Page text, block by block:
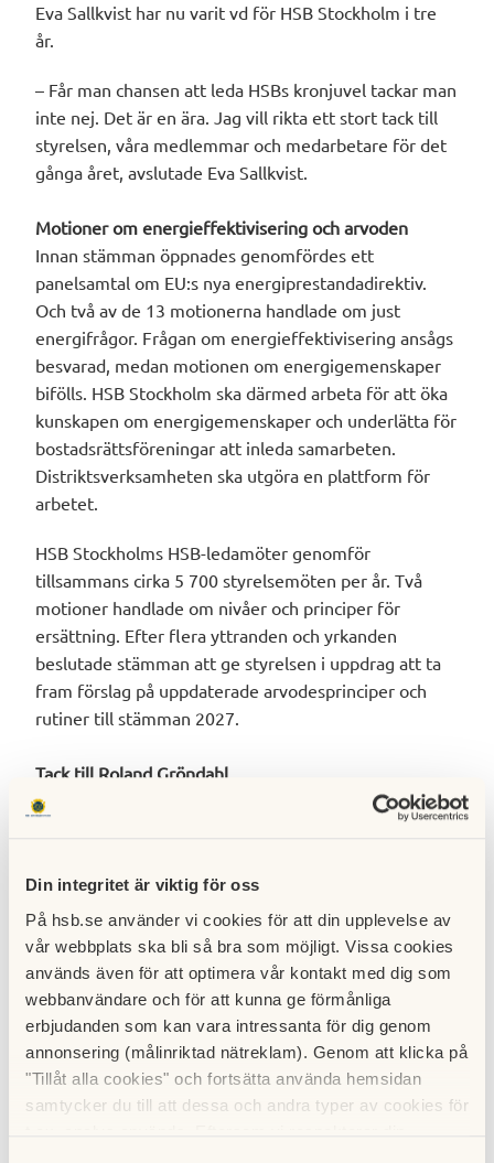
Din integritet är viktig för oss
På hsb.se använder vi cookies för att din upplevelse av
vår webbplats ska bli så bra som möjligt. Vissa cookies
används även för att optimera vår kontakt med dig som
webbanvändare och för att kunna ge förmånliga
erbjudanden som kan vara intressanta för dig genom
annonsering (målinriktad nätreklam). Genom att klicka på
"Tillåt alla cookies" och fortsätta använda hemsidan
samtycker du till att dessa och andra typer av cookies för
Eva Sallkvist har nu varit vd för HSB Stockholm i tre
år.
– Får man chansen att leda HSBs kronjuvel tackar man
inte nej. Det är en ära. Jag vill rikta ett stort tack till
styrelsen, våra medlemmar och medarbetare för det
gånga året, avslutade Eva Sallkvist.
Motioner om energieffektivisering och arvoden
Innan stämman öppnades genomfördes ett
panelsamtal om EU:s nya energiprestandadirektiv.
Och två av de 13 motionerna handlade om just
energifrågor. Frågan om energieffektivisering ansågs
besvarad, medan motionen om energigemenskaper
bifölls. HSB Stockholm ska därmed arbeta för att öka
kunskapen om energigemenskaper och underlätta för
bostadsrättsföreningar att inleda samarbeten.
Distriktsverksamheten ska utgöra en plattform för
arbetet.
HSB Stockholms HSB-ledamöter genomför
tillsammans cirka 5 700 styrelsemöten per år. Två
motioner handlade om nivåer och principer för
ersättning. Efter flera yttranden och yrkanden
beslutade stämman att ge styrelsen i uppdrag att ta
fram förslag på uppdaterade arvodesprinciper och
rutiner till stämman 2027.
Tack till Roland Gröndahl
Innan stämman avslutades runt kl. 21.30 tackades
tillfört kompetens och kunskap i olika roller som
förtroendevald sedan 1963.
På det konstituerande styrelsemötet valdes Kristina
Danielsson, affärsområdeschef för
bostadsrättsförvaltning, till ny vice vd.
Taggar